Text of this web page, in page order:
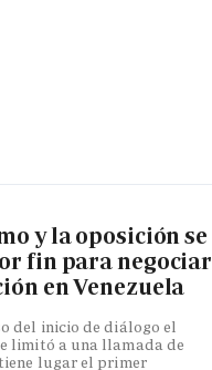
y la oposición se
fin para negociar
en Venezuela
del inicio de diálogo el
limitó a una llamada de
lugar el primer